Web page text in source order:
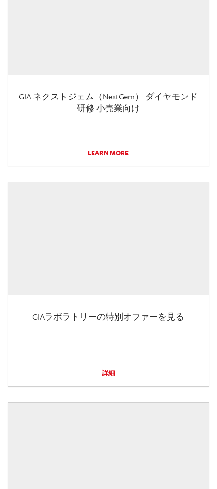
GIA ネクストジェム（NextGem） ダイヤモンド
研修 小売業向け
LEARN MORE
GIAラボラトリーの特別オファーを見る
詳細